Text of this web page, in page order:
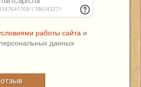
работы сайта и
данных